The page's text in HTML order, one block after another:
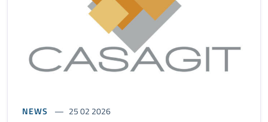
NEWS 25 02 2026